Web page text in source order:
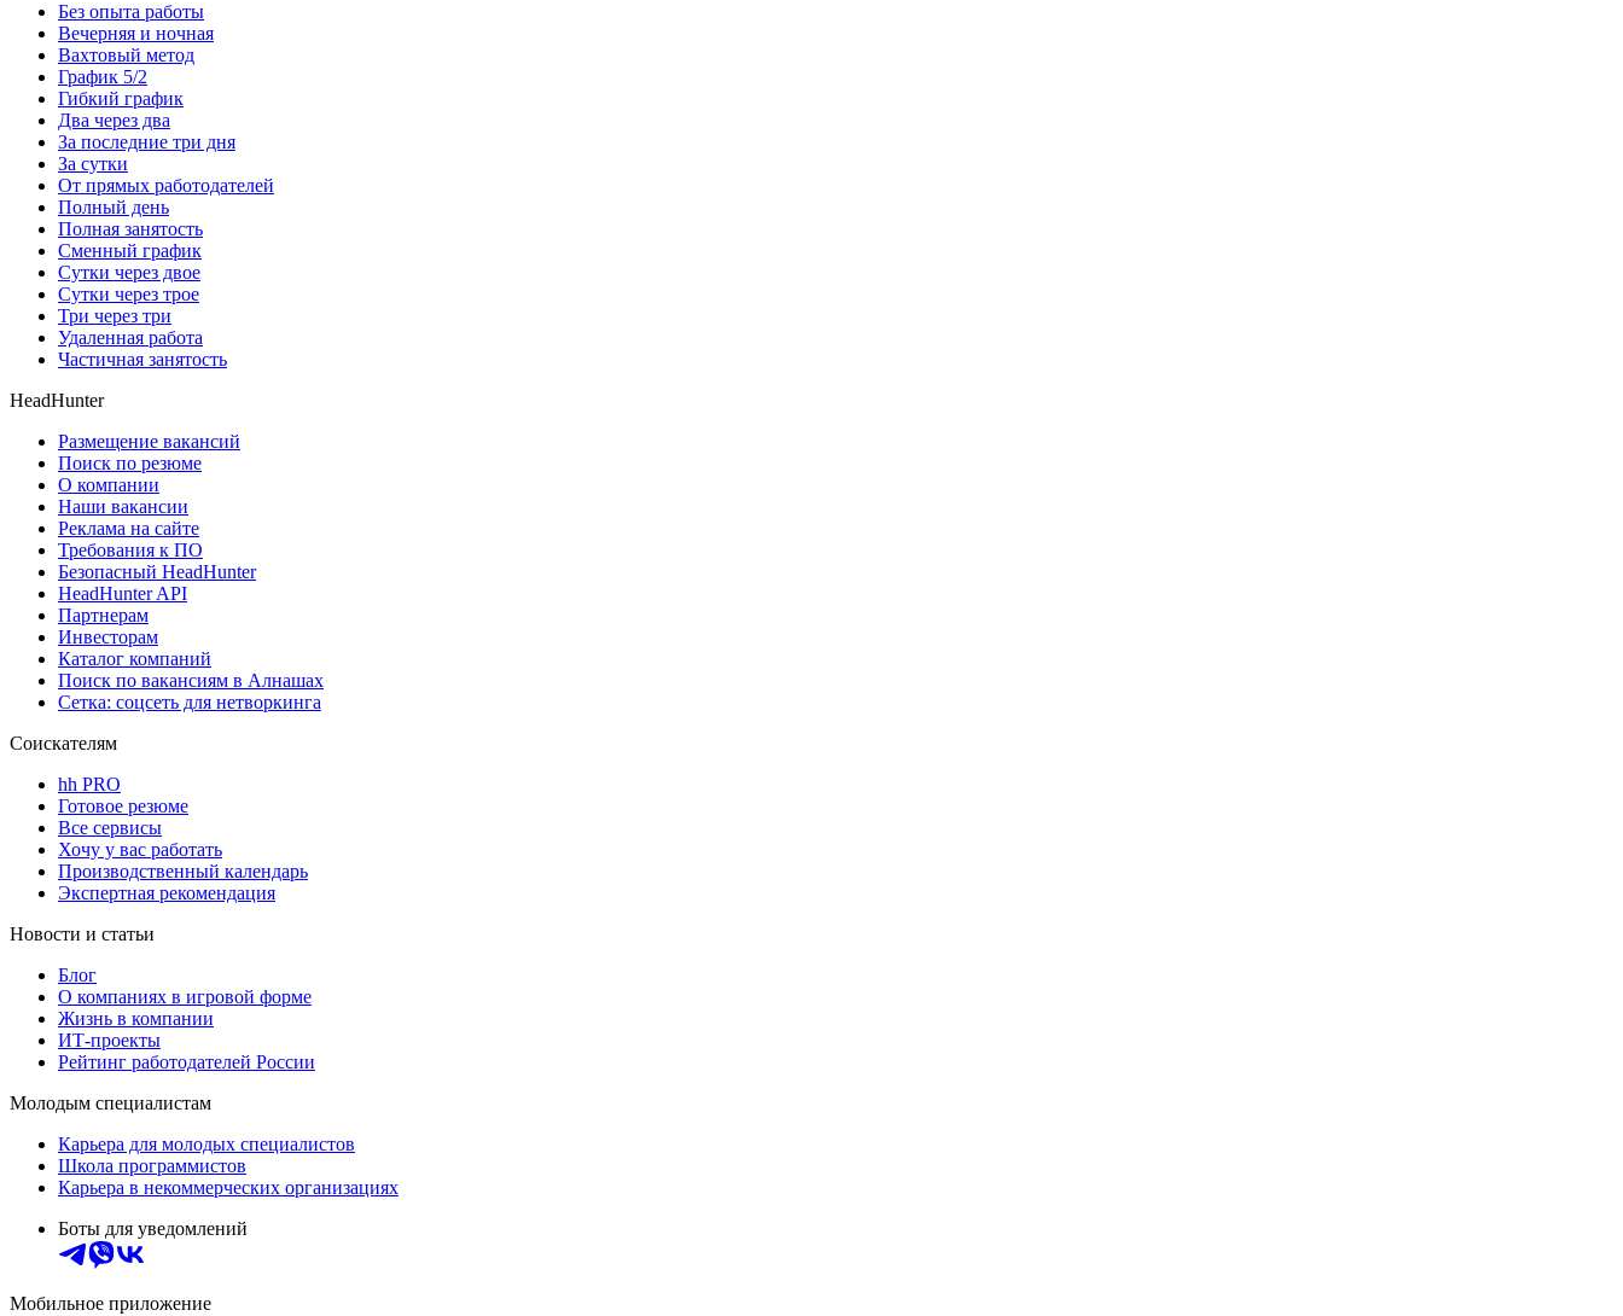
Без опыта работы
Вечерняя и ночная
Вахтовый метод
График 5/2
Гибкий график
Два через два
За последние три дня
За сутки
От прямых работодателей
Полный день
Полная занятость
Сменный график
Сутки через двое
Сутки через трое
Три через три
Удаленная работа
Частичная занятость
HeadHunter
Размещение вакансий
Поиск по резюме
О компании
Наши вакансии
Реклама на сайте
Требования к ПО
Безопасный HeadHunter
HeadHunter API
Партнерам
Инвесторам
Каталог компаний
Поиск по вакансиям в Алнашах
Сетка: соцсеть для нетворкинга
Соискателям
hh PRO
Готовое резюме
Все сервисы
Хочу у вас работать
Производственный календарь
Экспертная рекомендация
Новости и статьи
Блог
О компаниях в игровой форме
Жизнь в компании
ИТ-проекты
Рейтинг работодателей России
Молодым специалистам
Карьера для молодых специалистов
Школа программистов
Карьера в некоммерческих организациях
Боты для уведомлений
Мобильное приложение